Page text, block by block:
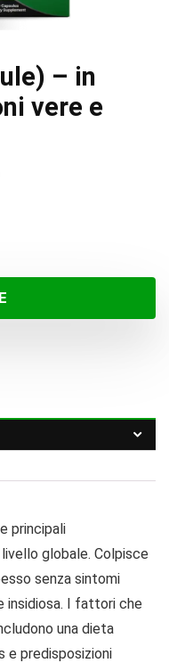
– in
vere e
principali
globale. Colpisce
senza sintomi
insidiosa. I fattori che
una dieta
e predisposizioni